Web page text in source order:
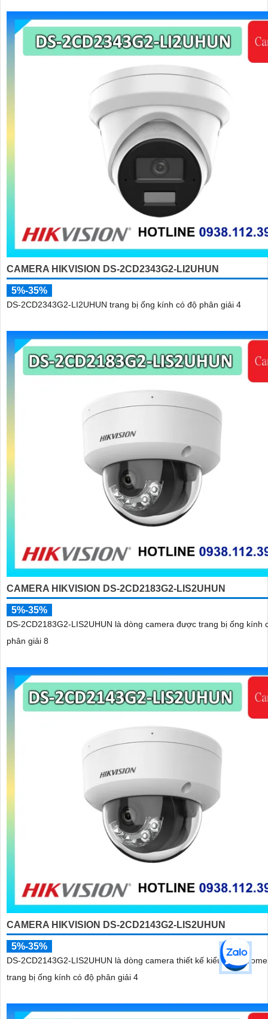
CAMERA HIKVISION DS-2CD2343G2-LI2UHUN
5%-35%
DS-2CD2343G2-LI2UHUN trang bị ống kính có độ phân giải 4
CAMERA HIKVISION DS-2CD2183G2-LIS2UHUN
5%-35%
DS-2CD2183G2-LIS2UHUN là dòng camera được trang bị ống kính
phân giải 8
CAMERA HIKVISION DS-2CD2143G2-LIS2UHUN
5%-35%
DS-2CD2143G2-LIS2UHUN là dòng camera thiết kế kiểu dáng
trang bị ống kính có độ phân giải 4